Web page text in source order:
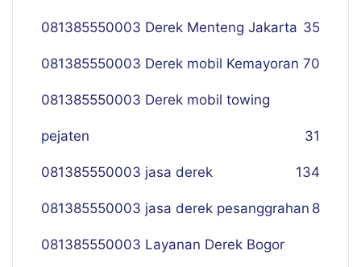
081385550003 Derek Menteng Jakarta 35
081385550003 Derek mobil Kemayoran 70
081385550003 Derek mobil towing
pejaten 31
081385550003 jasa derek 134
081385550003 jasa derek pesanggrahan 8
081385550003 Layanan Derek Bogor